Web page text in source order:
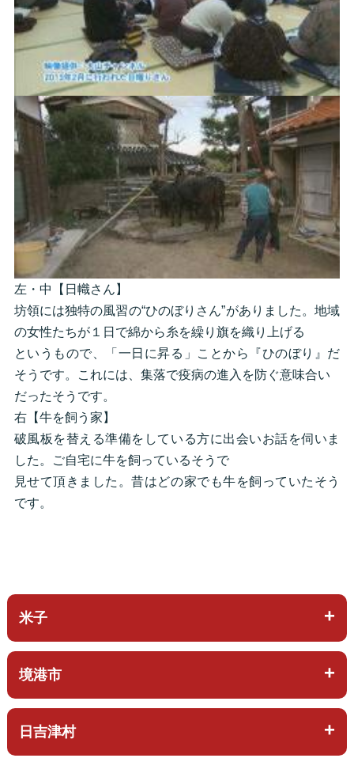
左・中【日幟さん】
坊領には独特の風習の“ひのぼりさん”がありました。地域
の女性たちが１日で綿から糸を繰り旗を織り上げる
というもので、「一日に昇る」ことから『ひのぼり』だ
そうです。これには、集落で疫病の進入を防ぐ意味合い
だったそうです。
右【牛を飼う家】
破風板を替える準備をしている方に出会いお話を伺いま
した。ご自宅に牛を飼っているそうで
見せて頂きました。昔はどの家でも牛を飼っていたそう
です。
米子
境港市
日吉津村